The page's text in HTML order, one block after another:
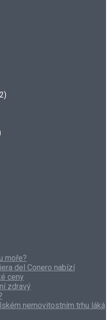
moře?
del Conero nabízí
ceny
zdravý
nemovitostním trhu láká